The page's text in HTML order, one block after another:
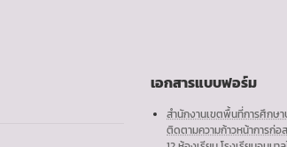
เอกสารแบบฟอร์ม
สำนักงานเขตพื้นที่การศึกษ
ติดตามความก้าวหน้าการก่อ